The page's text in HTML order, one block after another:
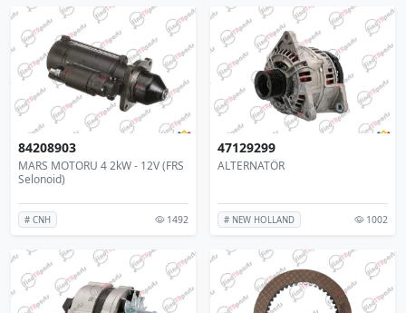
84208903
MARS MOTORU 4 2kW - 12V (FRS
Selonoid)
# CNH 1492
47129299
ALTERNATÖR
# NEW HOLLAND 1002